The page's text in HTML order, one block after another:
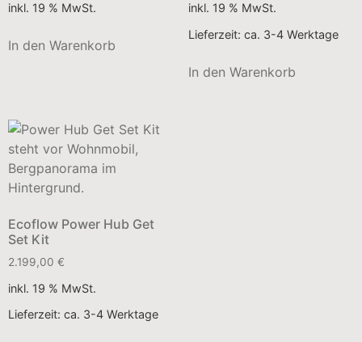
inkl. 19 % MwSt.
In den Warenkorb
inkl. 19 % MwSt.
Lieferzeit: ca. 3-4 Werktage
In den Warenkorb
Ecoflow Power Hub Get
Set Kit
2.199,00 €
inkl. 19 % MwSt.
Lieferzeit: ca. 3-4 Werktage